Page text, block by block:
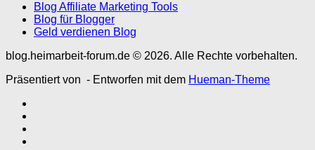
Blog Affiliate Marketing Tools
Blog für Blogger
Geld verdienen Blog
blog.heimarbeit-forum.de © 2026. Alle Rechte vorbehalten.
Präsentiert von - Entworfen mit dem Hueman-Theme